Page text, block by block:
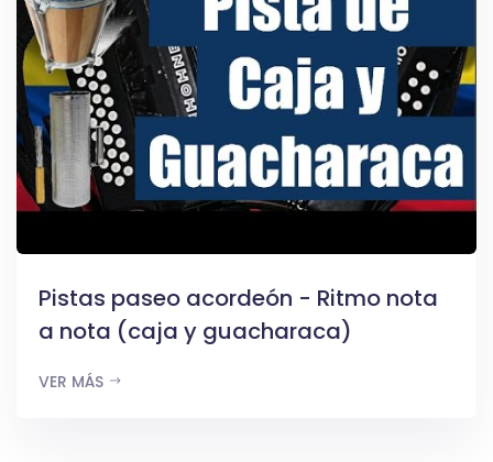
Pistas paseo acordeón - Ritmo nota
a nota (caja y guacharaca)
VER MÁS